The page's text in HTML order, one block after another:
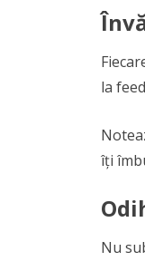
la
îți
Nu